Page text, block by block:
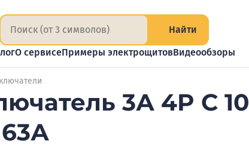
Найти
О сервисеПримеры электрощитовВидеообзоры
3А 4P C